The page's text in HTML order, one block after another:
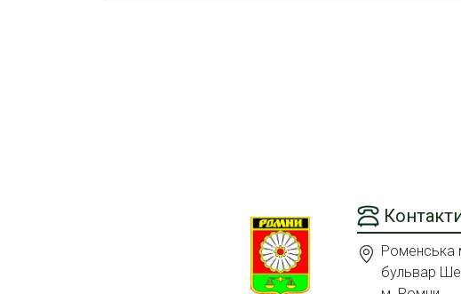
Роменська
бульвар